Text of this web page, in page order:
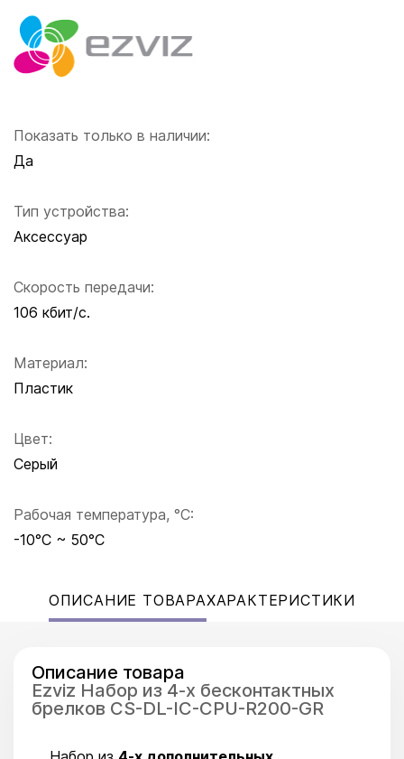
Показать только в наличии:
Да
Тип устройства:
Аксессуар
Скорость передачи:
106 кбит/с.
Материал:
Пластик
Цвет:
Серый
Рабочая температура, °C:
-10°C ~ 50°C
ОПИСАНИЕ ТОВАРАХАРАКТЕРИСТИКИ
Описание товара
Ezviz Набор из 4-х бесконтактных
брелков CS-DL-IC-CPU-R200-GR